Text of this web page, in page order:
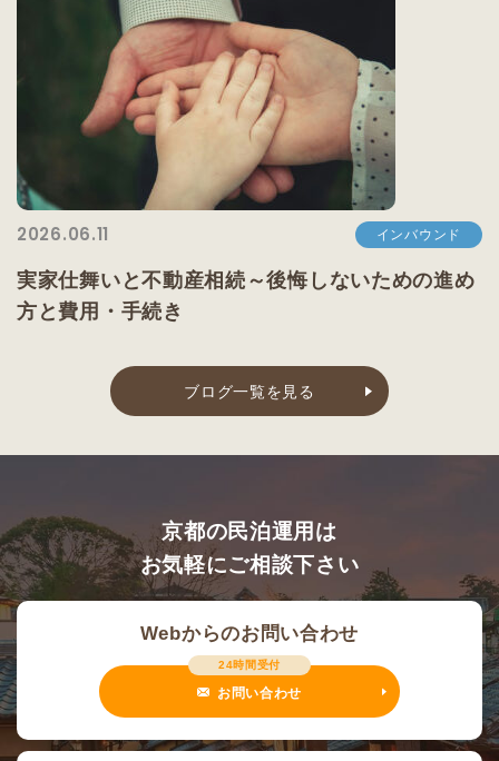
2026.06.11 インバウンド
実家仕舞いと不動産相続～後悔しないための進め
方と費用・手続き
ブログ一覧を見る
京都の民泊運用は
お気軽にご相談下さい
Webからのお問い合わせ
24時間受付
お問い合わせ